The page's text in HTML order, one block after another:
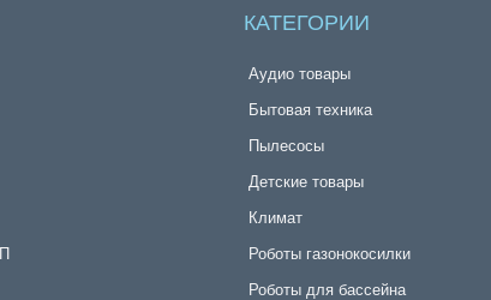
КАТЕГОРИИ
Аудио товары
Бытовая техника
Пылесосы
Детские товары
Климат
Роботы газонокосилки
Роботы для бассейна